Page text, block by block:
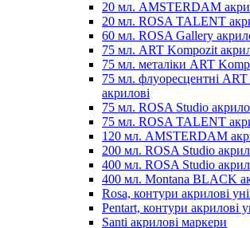
20 мл. AMSTERDAM
20 мл. ROSA TALENT
60 мл. ROSA Gallery
75 мл. ART Kompozit
75 мл. металіки ART
75 мл. флуоресцентні
акрилові
75 мл. ROSA Studio
75 мл. ROSA TALENT
120 мл. AMSTERDAM
200 мл. ROSA Studio
400 мл. ROSA Studio
400 мл. Montana BLACK
Rosa, контури акрилові
Pentart, контури акрилові
Santi акрилові маркери